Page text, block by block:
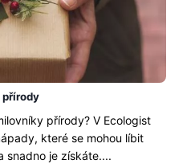
přírody
přírody? V Ecologist
které se mohou líbit
snadno je získáte....